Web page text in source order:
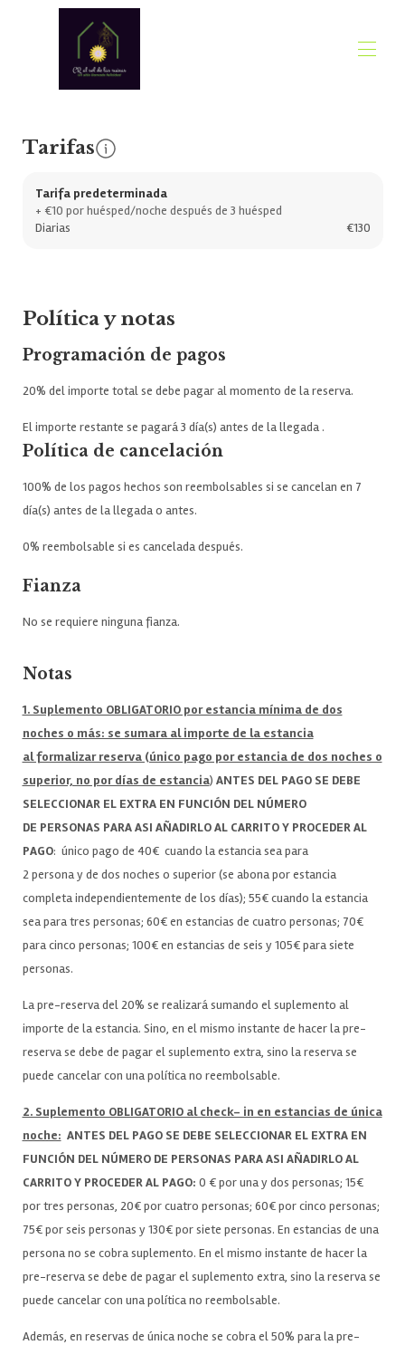
Nuestras dos plantas
La casa
Qué ver en Belchite
Opiniones
blog
Tarifas
Tarifa predeterminada
+ €10 por huésped/noche después de 3 huésped
Diarias
€130
Política y notas
Programación de pagos
20% del importe total se debe pagar al momento de la reserva.
El importe restante se pagará 3 día(s) antes de la llegada .
Política de cancelación
100% de los pagos hechos son reembolsables si se cancelan en 7
día(s) antes de la llegada o antes.
0% reembolsable si es cancelada después.
Fianza
No se requiere ninguna fianza.
Notas
1. Suplemento OBLIGATORIO por estancia mínima de dos
noches o más: se sumara al importe de la estancia
al formalizar reserva (único pago por estancia de dos noches o
superior, no por días de estancia) ANTES DEL PAGO SE DEBE
SELECCIONAR EL EXTRA EN FUNCIÓN DEL NÚMERO
DE PERSONAS PARA ASI AÑADIRLO AL CARRITO Y PROCEDER AL
PAGO: único pago de 40€ cuando la estancia sea para
2 persona y de dos noches o superior (se abona por estancia
completa independientemente de los días); 55€ cuando la estancia
sea para tres personas; 60€ en estancias de cuatro personas; 70€
para cinco personas; 100€ en estancias de seis y 105€ para siete
personas.
La pre-reserva del 20% se realizará sumando el suplemento al
importe de la estancia. Sino, en el mismo instante de hacer la pre-
reserva se debe de pagar el suplemento extra, sino la reserva se
puede cancelar con una política no reembolsable.
2. Suplemento OBLIGATORIO al check- in en estancias de única
noche: ANTES DEL PAGO SE DEBE SELECCIONAR EL EXTRA EN
FUNCIÓN DEL NÚMERO DE PERSONAS PARA ASI AÑADIRLO AL
CARRITO Y PROCEDER AL PAGO: 0 € por una y dos personas; 15€
por tres personas, 20€ por cuatro personas; 60€ por cinco personas;
75€ por seis personas y 130€ por siete personas. En estancias de una
persona no se cobra suplemento. En el mismo instante de hacer la
pre-reserva se debe de pagar el suplemento extra, sino la reserva se
puede cancelar con una política no reembolsable.
Además, en reservas de única noche se cobra el 50% para la pre-